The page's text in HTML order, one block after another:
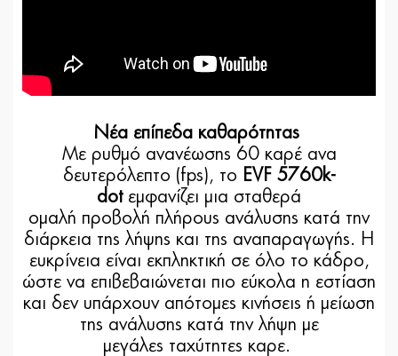
Νέα επίπεδα καθαρότητας
Με ρυθμό ανανέωσης 60 καρέ ανα
δευτερόλεπτο (fps), το EVF 5760k-
dotεμφανίζει μια σταθερά
ομαλή προβολή πλήρους ανάλυσης κατά την
διάρκεια της λήψης και της αναπαραγωγής. Η
ευκρίνεια είναι εκπληκτική σε όλο το κάδρο,
ώστε να επιβεβαιώνεται πιο εύκολα η εστίαση
και δεν υπάρχουν απότομες κινήσεις ή μείωση
της ανάλυσης κατά την λήψη με
μεγάλες ταχύτητες καρε.